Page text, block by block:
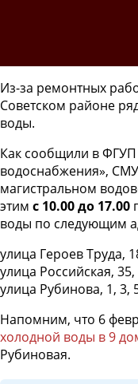
Из-за ремонтных
Советском районе
воды.
Как сообщили в ФГУП
водоснабжения»,
магистральном
этим с 10.00 до 17.00
воды по следующим
улица Героев Труда,
улица Российская, 35,
улица Рубинова, 1, 3,
Напомним, что 6
холодной воды в 9
Рубиновая.